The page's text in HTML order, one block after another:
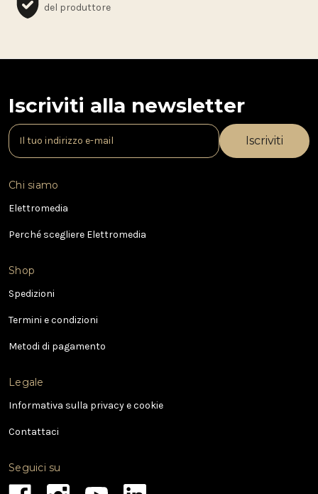
del produttore
Iscriviti alla newsletter
I
n
r
i
z
e
m
i
l
Chi siamo
Elettromedia
Perché scegliere Elettromedia
Shop
Spedizioni
Termini e condizioni
Metodi di pagamento
Legale
Informativa sulla privacy e cookie
Contattaci
Seguici su